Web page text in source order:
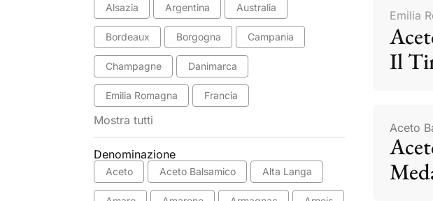
Alsazia Argentina Australia
Bordeaux Borgogna Campania
Champagne Danimarca
Emilia Romagna Francia
Mostra tutti
Denominazione
Aceto Aceto Balsamico Alta Langa
Emilia
Il
Aceto